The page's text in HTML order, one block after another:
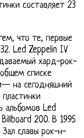
составляет 23
что те, первые
Led Zeppelin IV
хард-рок-
списке
на сегодняшний
альбомов Led
200. В 1995
славы рок-н-